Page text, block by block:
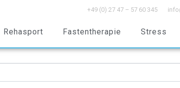
+49 (0) 27 47 – 57 60 345
Rehasport Fastentherapie Stress